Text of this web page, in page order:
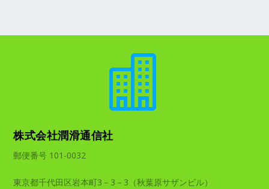

株式会社潤滑通信社
郵便番号 101-0032
東京都千代田区岩本町3－3－3（秋葉原サザンビル）